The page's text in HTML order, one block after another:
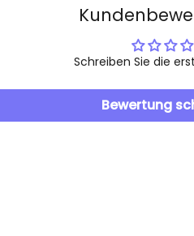
Schreiben Sie die
Bewertung